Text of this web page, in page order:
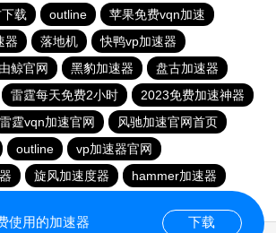
载
outline
苹果免费vqn加速
器
落地机
快鸭vp加速器
鲸官网 黑豹加速器
盘古加速器
雷霆每天免费2小时
2023免费加速神器
雷霆vqn加速官网
风驰加速官网首页
outline
vp加速器官网
旋风加速度器
hammer加速器
使用的加速器 下载